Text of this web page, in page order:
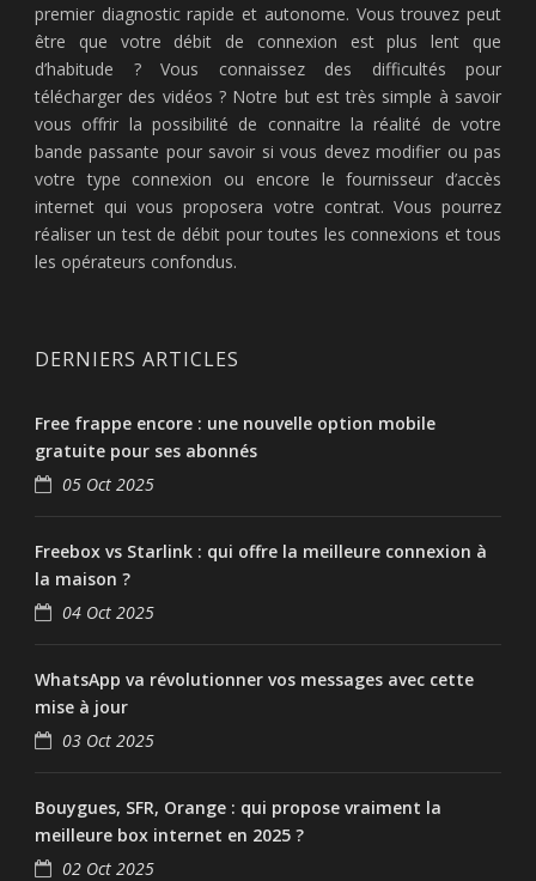
premier diagnostic rapide et autonome. Vous trouvez peut
être que votre débit de connexion est plus lent que
d’habitude ? Vous connaissez des difficultés pour
télécharger des vidéos ? Notre but est très simple à savoir
vous offrir la possibilité de connaitre la réalité de votre
bande passante pour savoir si vous devez modifier ou pas
votre type connexion ou encore le fournisseur d’accès
internet qui vous proposera votre contrat. Vous pourrez
réaliser un test de débit pour toutes les connexions et tous
les opérateurs confondus.
DERNIERS ARTICLES
Free frappe encore : une nouvelle option mobile
gratuite pour ses abonnés
05 Oct 2025
Freebox vs Starlink : qui offre la meilleure connexion à
la maison ?
04 Oct 2025
WhatsApp va révolutionner vos messages avec cette
mise à jour
03 Oct 2025
Bouygues, SFR, Orange : qui propose vraiment la
meilleure box internet en 2025 ?
02 Oct 2025